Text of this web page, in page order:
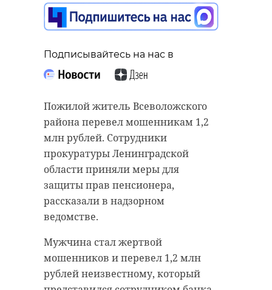
Подписывайтесь на нас в
Пожилой житель Всеволожского
района перевел мошенникам 1,2
млн рублей. Сотрудники
прокуратуры Ленинградской
области приняли меры для
защиты прав пенсионера,
рассказали в надзорном
ведомстве.
Мужчина стал жертвой
мошенников и перевел 1,2 млн
рублей неизвестному, который
Подписывайтесь на нас в
Большой амбар Ивангородской
крепости, который более 200 лет
пустовал, отреставрируют и
превратят в современный музей,
рассказал губернатор
Ленинградской области Александр
Дрозденко.
Регион получил разрешение от
госэкспертизы на реставрацию.
Амбар ждет большое